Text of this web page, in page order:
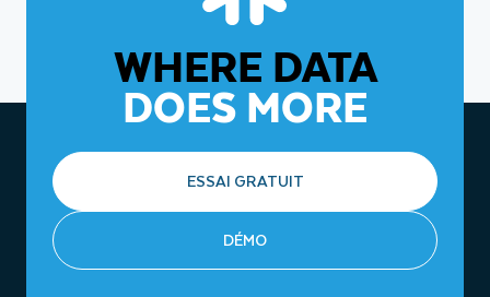
WHERE DATA
DOES MORE
ESSAI GRATUIT
DÉMO